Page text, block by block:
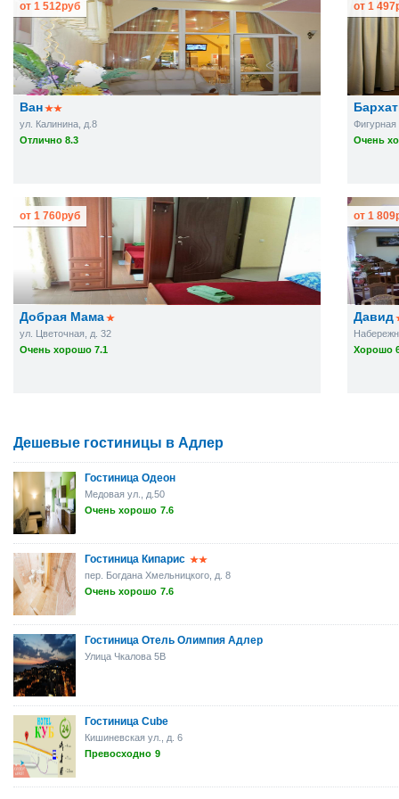
Ван
ул. Калинина, д.8
Отлично 8.3
от 1 512руб
Фигурная
Очень
от 1 497
Добрая Мама
ул. Цветочная, д. 32
Очень хорошо 7.1
от 1 760руб
Давид
Хорошо
от 1 809
Дешевые гостиницы в Адлер
Гостиница Одеон
Медовая ул., д.50
Очень хорошо 7.6
Гостиница Кипарис
пер. Богдана Хмельницкого, д. 8
Очень хорошо 7.6
Гостиница Отель Олимпия Адлер
Улица Чкалова 5B
Гостиница Cube
Кишиневская ул., д. 6
Превосходно 9